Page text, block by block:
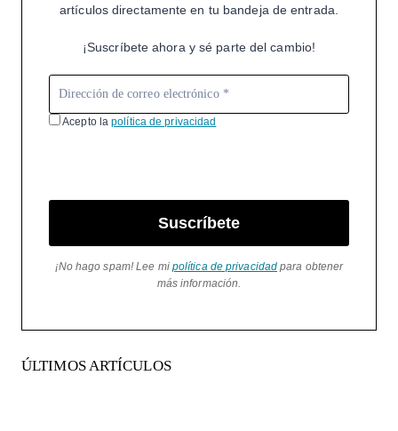
artículos directamente en tu bandeja de entrada.
¡Suscríbete ahora y sé parte del cambio!
Acepto lapolítica de privacidad
Suscríbete
¡No hago spam! Lee mi política de privacidad para obtener
más información.
ÚLTIMOS ARTÍCULOS